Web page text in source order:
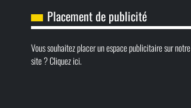
Placement de publicité
Vous souhaitez placer un espace publicitaire sur notre
site ? Cliquez ici.